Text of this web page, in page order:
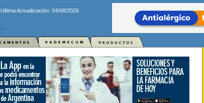
Ultima Actualización: 04/08/2026